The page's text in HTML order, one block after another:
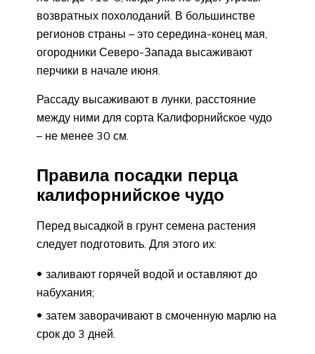
возвратных похолоданий. В большинстве
регионов страны – это середина-конец мая,
огородники Северо-Запада высаживают
перчики в начале июня.
Рассаду высаживают в лунки, расстояние
между ними для сорта Калифорнийское чудо
– не менее 30 см.
Правила посадки перца
калифорнийское чудо
Перед высадкой в грунт семена растения
следует подготовить. Для этого их:
заливают горячей водой и оставляют до
набухания;
затем заворачивают в смоченную марлю на
срок до 3 дней.